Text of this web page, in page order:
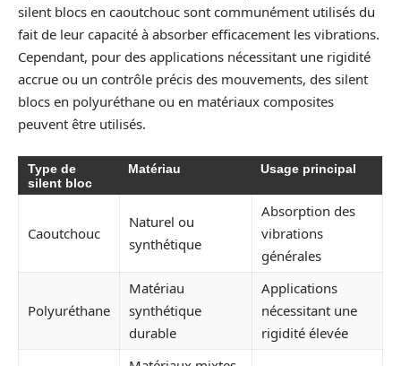
silent blocs en caoutchouc sont communément utilisés du
fait de leur capacité à absorber efficacement les vibrations.
Cependant, pour des applications nécessitant une rigidité
accrue ou un contrôle précis des mouvements, des silent
blocs en polyuréthane ou en matériaux composites
peuvent être utilisés.
Type de
silent bloc
Matériau Usage principal
Caoutchouc
Naturel ou
synthétique
Absorption des
vibrations
générales
Polyuréthane
Matériau
synthétique
durable
Applications
nécessitant une
rigidité élevée